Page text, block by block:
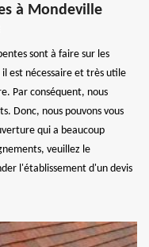
à Mondeville
sont à faire sur les
est nécessaire et très utile
Par conséquent, nous
Donc, nous pouvons vous
qui a beaucoup
veuillez le
l'établissement d'un devis